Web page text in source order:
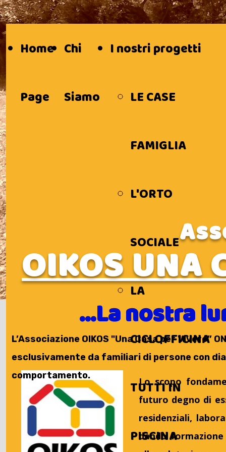
Home
Page
Chi
Siamo
I nostri progetti
LE CASE
FAMIGLIA
L'ORTO
SOCIALE
LA
CICLOFFICINA
TUTTI IN
PISCINA
OIKOS UNA
...La nostra
L’Associazione OIKOS "Una Casa per Vivere”
esclusivamente da familiari di persone con
comportamento.
Lo scopo
futuro degno di
residenziali,
dando